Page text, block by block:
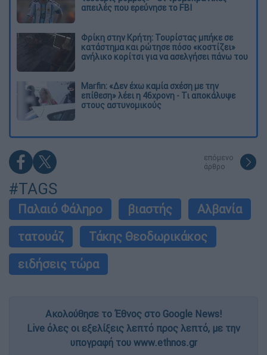
απειλές που ερεύνησε το FBI
Φρίκη στην Κρήτη: Τουρίστας μπήκε σε
κατάστημα και ρώτησε πόσο «κοστίζει»
ανήλικο κορίτσι για να ασελγήσει πάνω του
Marfin: «Δεν έχω καμία σχέση με την
επίθεση» λέει η 46χρονη - Τι αποκάλυψε
στους αστυνομικούς
επόμενο
άρθρο
#TAGS
Παλαιό Φάληρο βιαστής
Αλβανία
τατουάζ
Τάκης Θεοδωρικάκος
ειδήσεις τώρα
Ακολούθησε το Έθνος στο Google News!
Live όλες οι εξελίξεις λεπτό προς λεπτό, με την
υπογραφή του www.ethnos.gr